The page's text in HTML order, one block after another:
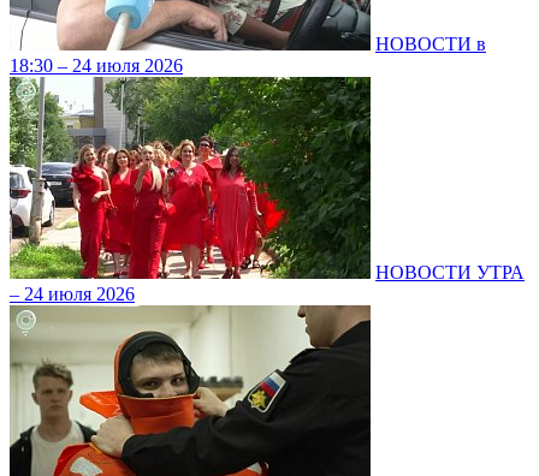
НОВОСТИ в
18:30 – 24 июля 2026
НОВОСТИ УТРА
– 24 июля 2026